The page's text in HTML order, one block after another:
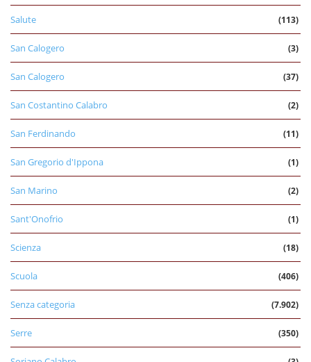
Salute (113)
San Calogero (3)
San Calogero (37)
San Costantino Calabro (2)
San Ferdinando (11)
San Gregorio d'Ippona (1)
San Marino (2)
Sant'Onofrio (1)
Scienza (18)
Scuola (406)
Senza categoria (7.902)
Serre (350)